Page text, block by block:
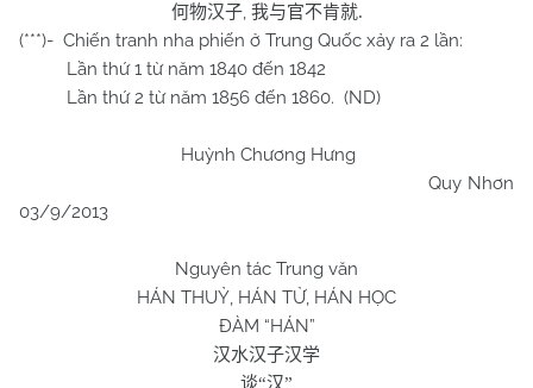
何物汉子, 我与官不肯就.
(***)- Chiến tranh nha phiến ở Trung Quốc xảy ra 2 lần:
Lần thứ 1 từ năm 1840 đến 1842
Lần thứ 2 từ năm 1856 đến 1860. (ND)
Huỳnh Chương Hưng
Quy Nhơn
03/9/2013
Nguyên tác Trung văn
HÁN THUỶ, HÁN TỬ, HÁN HỌC
ĐÀM “HÁN”
汉水汉子汉学
谈“汉”